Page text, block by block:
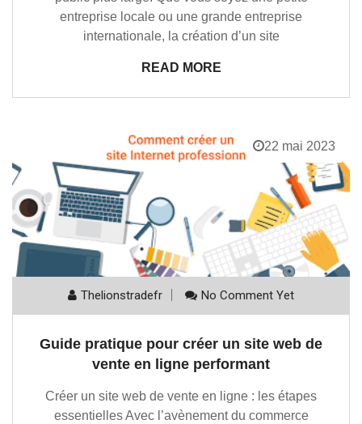
entreprise locale ou une grande entreprise
internationale, la création d’un site
READ MORE
22 mai 2023
Thelionstradefr No Comment Yet
Guide pratique pour créer un site web de
vente en ligne performant
Créer un site web de vente en ligne : les étapes
essentielles Avec l’avènement du commerce